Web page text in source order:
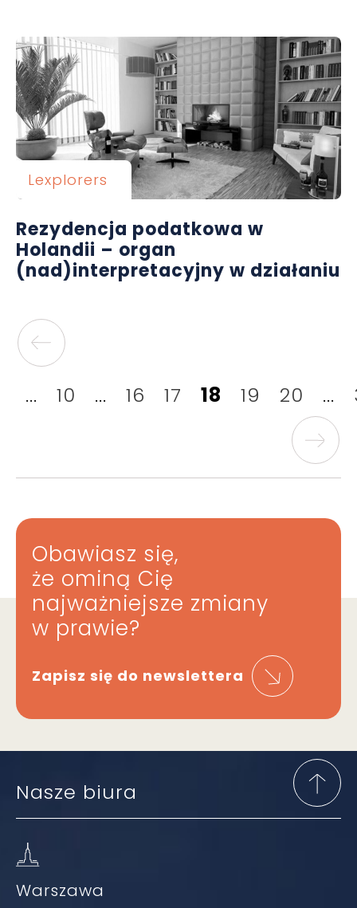
Lexplorers
Rezydencja podatkowa w
Holandii – organ
(nad)interpretacyjny w działaniu
... 10 ... 16 17 18 19 20 ...
Obawiasz się,
że ominą Cię
najważniejsze zmiany
w prawie?
Zapisz się do newslettera
Nasze biura
Warszawa